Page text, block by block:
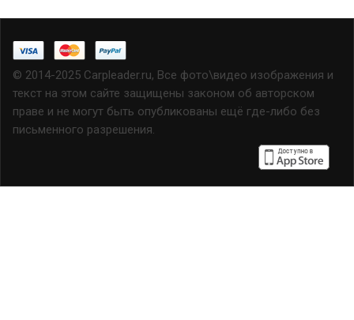
© 2014-2025 Carpleader.ru, Все фото\видео изображения и
текст на этом сайте защищены законом об авторском
праве и не могут быть опубликованы ещё где-либо без
письменного разрешения.